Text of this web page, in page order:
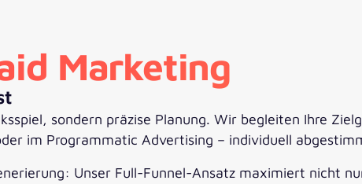
Marketing
sondern präzise Planung. Wir begleiten Ihre
im Programmatic Advertising – individuell
Unser Full-Funnel-Ansatz maximiert nicht